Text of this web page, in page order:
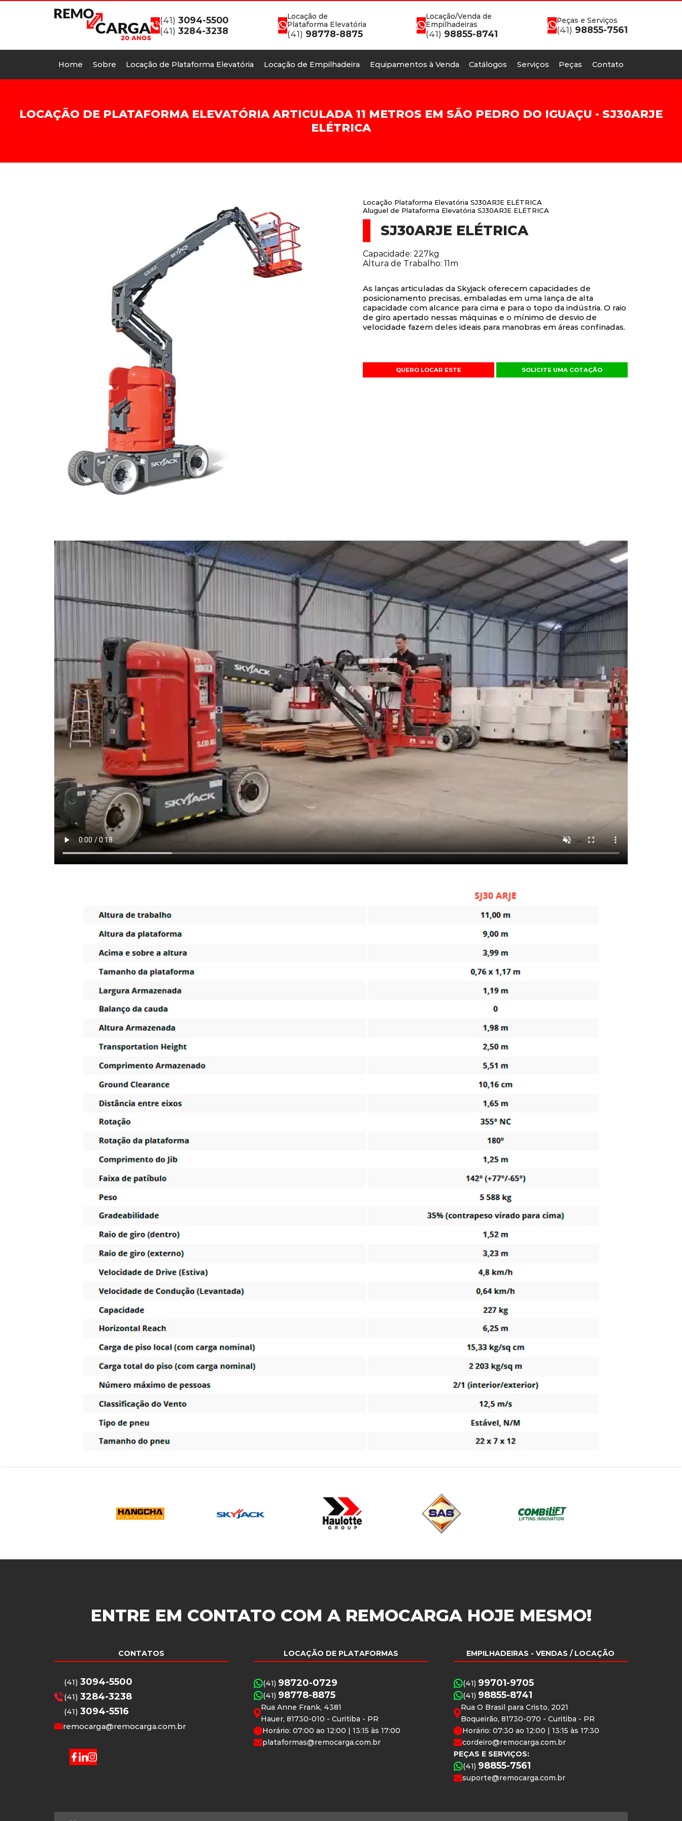
(41) 3094-5500
(41) 3284-3238
Locação de
Plataforma Elevatória
(41) 98778-8875
Locação/Venda de
Empilhadeiras
(41) 98855-8741
Peças e Serviços
(41) 98855-7561
Home Sobre Locação de Plataforma Elevatória Locação de Empilhadeira Equipamentos à Venda Catálogos Serviços Peças Contato
LOCAÇÃO DE PLATAFORMA ELEVATÓRIA ARTICULADA 11 METROS EM SÃO PEDRO DO IGUAÇU - SJ30ARJE
ELÉTRICA
Locação Plataforma Elevatória SJ30ARJE ELÉTRICA
Aluguel de Plataforma Elevatória SJ30ARJE ELÉTRICA
SJ30ARJE ELÉTRICA
Capacidade: 227kg
Altura de Trabalho: 11m
As lanças articuladas da Skyjack oferecem capacidades de
posicionamento precisas, embaladas em uma lança de alta
capacidade com alcance para cima e para o topo da indústria. O raio
de giro apertado nessas máquinas e o mínimo de desvio de
velocidade fazem deles ideais para manobras em áreas confinadas.
QUERO LOCAR ESTE SOLICITE UMA COTAÇÃO
ENTRE EM CONTATO COM A REMOCARGA HOJE MESMO!
CONTATOS
(41) 3094-5500
(41) 3284-3238
(41) 3094-5516
remocarga@remocarga.com.br
LOCAÇÃO DE PLATAFORMAS
(41) 98720-0729
(41) 98778-8875
Rua Anne Frank, 4381
Hauer, 81730-010 - Curitiba - PR
Horário: 07:00 ao 12:00 | 13:15 às 17:00
plataformas@remocarga.com.br
EMPILHADEIRAS - VENDAS / LOCAÇÃO
(41) 99701-9705
(41) 98855-8741
Rua O Brasil para Cristo, 2021
Boqueirão, 81730-070 - Curitiba - PR
Horário: 07:30 ao 12:00 | 13:15 às 17:30
cordeiro@remocarga.com.br
PEÇAS E SERVIÇOS:
(41) 98855-7561
suporte@remocarga.com.br